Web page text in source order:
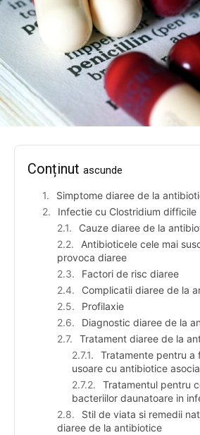
Conținut ascunde
Simptome diaree de la
Infectie cu Clostridium difficile
Cauze diaree de la
Antibioticele cele mai
provoca diaree
Factori de risc diaree
Complicatii diaree de la
Profilaxie
Diagnostic diaree de la
Tratament diaree de la
Tratamente pentru a
usoare cu antibiotice
Tratamentul pentru
bacteriilor daunatoare in
Stil de viata si remedii
diaree de la antibiotice